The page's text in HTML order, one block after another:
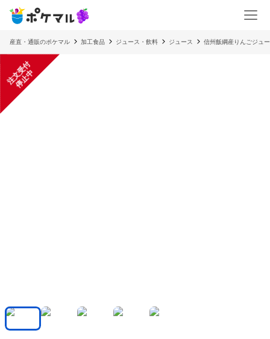
産直・通販のポケマル 加工食品 ジュース・飲料 ジュース 信州飯綱産りんごジュ
注
文
受
付
停
止
中